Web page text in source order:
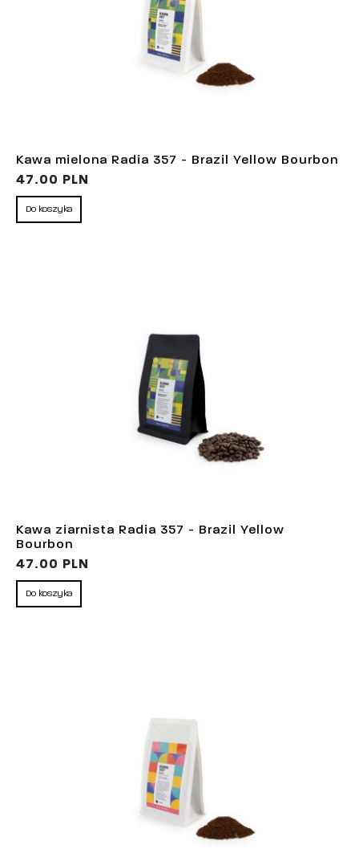
Kawa mielona Radia 357 - Brazil Yellow Bourbon
47.00 PLN
Do koszyka
Kawa ziarnista Radia 357 - Brazil Yellow
Bourbon
47.00 PLN
Do koszyka